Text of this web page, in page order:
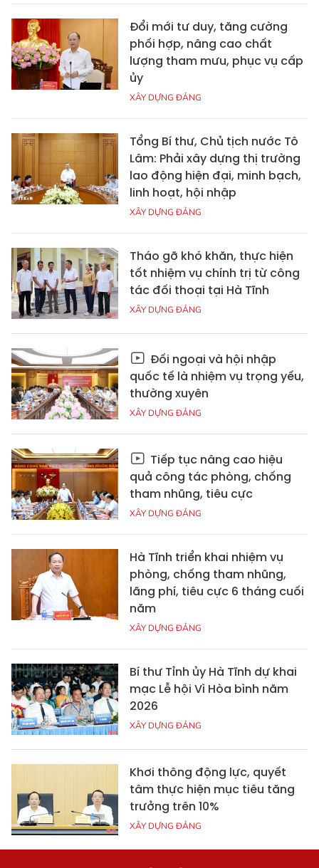
Đổi mới tư duy, tăng cường
phối hợp, nâng cao chất
lượng tham mưu, phục vụ cấp
ủy
XÂY DỰNG ĐẢNG
Tổng Bí thư, Chủ tịch nước Tô
Lâm: Phải xây dựng thị trường
lao động hiện đại, minh bạch,
linh hoạt, hội nhập
XÂY DỰNG ĐẢNG
Tháo gỡ khó khăn, thực hiện
tốt nhiệm vụ chính trị từ công
tác đối thoại tại Hà Tĩnh
XÂY DỰNG ĐẢNG
Đối ngoại và hội nhập
quốc tế là nhiệm vụ trọng yếu,
thường xuyên
XÂY DỰNG ĐẢNG
Tiếp tục nâng cao hiệu
quả công tác phòng, chống
tham nhũng, tiêu cực
XÂY DỰNG ĐẢNG
Hà Tĩnh triển khai nhiệm vụ
phòng, chống tham nhũng,
lãng phí, tiêu cực 6 tháng cuối
năm
XÂY DỰNG ĐẢNG
Bí thư Tỉnh ủy Hà Tĩnh dự khai
mạc Lễ hội Vì Hòa bình năm
2026
XÂY DỰNG ĐẢNG
Khơi thông động lực, quyết
tâm thực hiện mục tiêu tăng
trưởng trên 10%
XÂY DỰNG ĐẢNG